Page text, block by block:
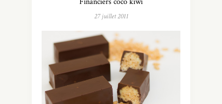
27 juillet 2011